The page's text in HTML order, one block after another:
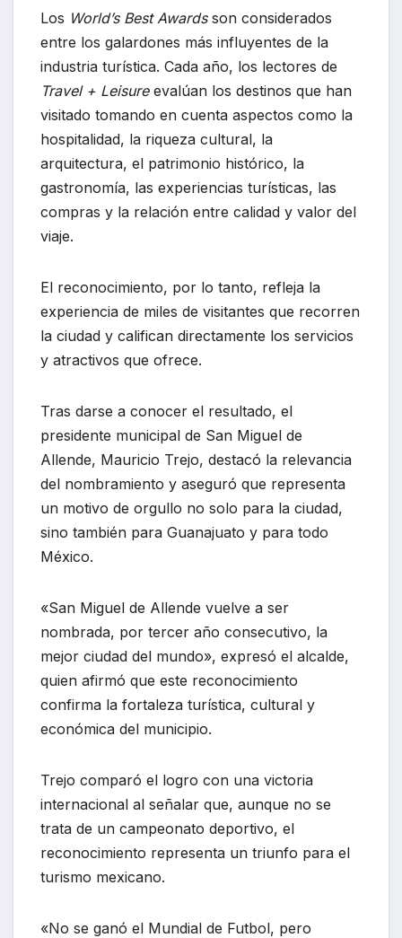
Los World’s Best Awardsson considerados
entre los galardones más influyentes de la
industria turística. Cada año, los lectores de
Travel + Leisureevalúan los destinos que han
visitado tomando en cuenta aspectos como la
hospitalidad, la riqueza cultural, la
arquitectura, el patrimonio histórico, la
gastronomía, las experiencias turísticas, las
compras y la relación entre calidad y valor del
viaje.
El reconocimiento, por lo tanto, refleja la
experiencia de miles de visitantes que recorren
la ciudad y califican directamente los servicios
y atractivos que ofrece.
Tras darse a conocer el resultado, el
presidente municipal de San Miguel de
Allende, Mauricio Trejo, destacó la relevancia
del nombramiento y aseguró que representa
un motivo de orgullo no solo para la ciudad,
sino también para Guanajuato y para todo
México.
«San Miguel de Allende vuelve a ser
nombrada, por tercer año consecutivo, la
mejor ciudad del mundo», expresó el alcalde,
quien afirmó que este reconocimiento
confirma la fortaleza turística, cultural y
económica del municipio.
Trejo comparó el logro con una victoria
internacional al señalar que, aunque no se
trata de un campeonato deportivo, el
reconocimiento representa un triunfo para el
turismo mexicano.
«No se ganó el Mundial de Futbol, pero